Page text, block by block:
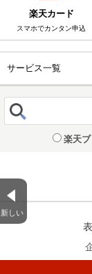
新しい
楽天カード
スマホでカンタン申込
サービス一覧
楽天